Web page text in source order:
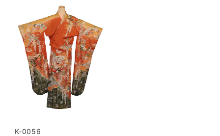
K-0056